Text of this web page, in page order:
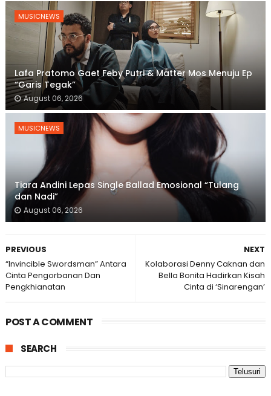
MUSICNEWS
Lafa Pratomo Gaet Feby Putri & Matter Mos Menuju Ep
“Garis Tegak”
August 06, 2026
MUSICNEWS
Tiara Andini Lepas Single Ballad Emosional “Tulang
dan Nadi”
August 06, 2026
NEXT
Kolaborasi Denny Caknan dan
Bella Bonita Hadirkan Kisah
Cinta di ‘Sinarengan’
PREVIOUS
“Invincible Swordsman” Antara
Cinta Pengorbanan Dan
Pengkhianatan
POST A COMMENT
SEARCH